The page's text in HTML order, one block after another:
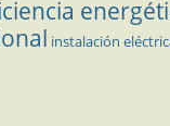
instalación